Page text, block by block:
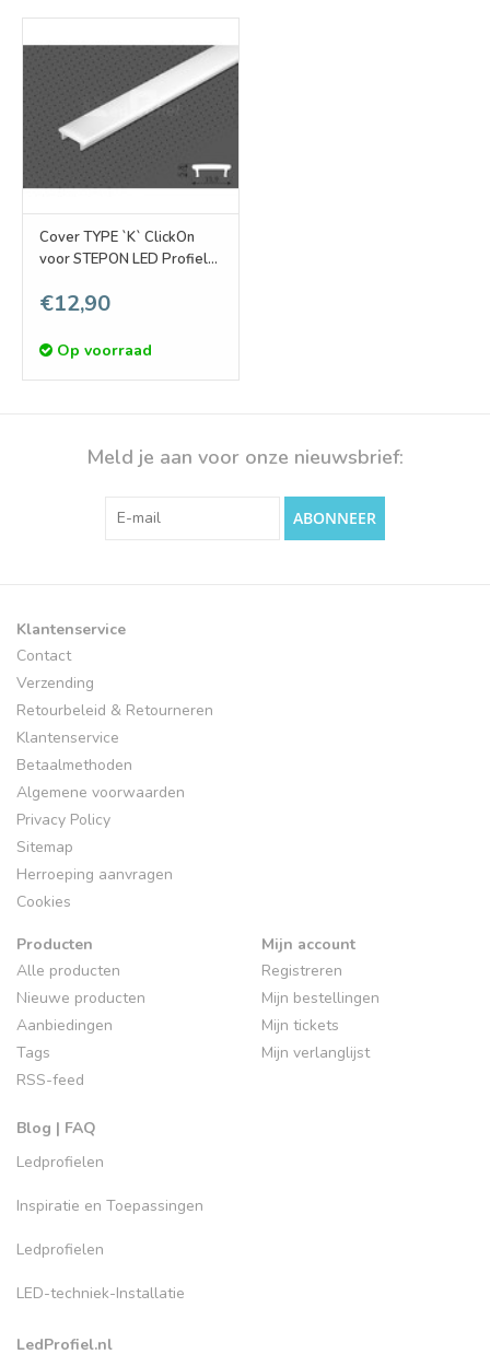
Cover TYPE `K` ClickOn
voor STEPON LED Profiel
€12,90
Op voorraad
Meld je aan voor onze nieuwsbrief:
ABONNEER
Klantenservice
Contact
Verzending
Retourbeleid & Retourneren
Klantenservice
Betaalmethoden
Algemene voorwaarden
Privacy Policy
Sitemap
Herroeping aanvragen
Cookies
Producten
Alle producten
Nieuwe producten
Aanbiedingen
Tags
RSS-feed
Blog | FAQ
Ledprofielen
Inspiratie en Toepassingen
Ledprofielen
LED-techniek-Installatie
Mijn account
Registreren
Mijn bestellingen
Mijn tickets
Mijn verlanglijst
LedProfiel.nl